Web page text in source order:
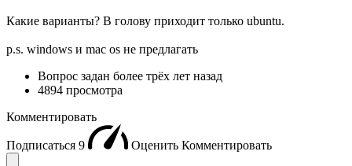
Какие варианты? В голову приходит только ubuntu.
p.s. windows и mac os не предлагать
Вопрос задан более трёх лет назад
4894 просмотра
Комментировать
Подписаться 9 Оценить Комментировать